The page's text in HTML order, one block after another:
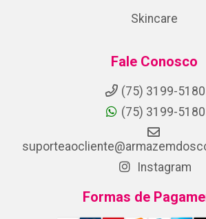
Skincare
Fale Conosco
(75) 3199-5180
(75) 3199-5180
Instagram
Formas de